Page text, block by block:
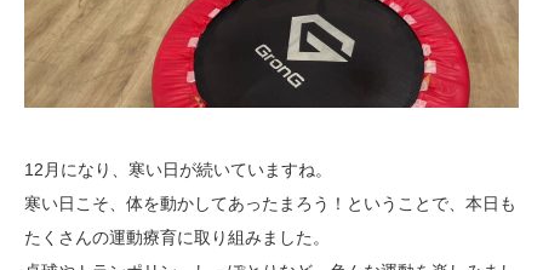
12月になり、寒い日が続いていますね。
寒い日こそ、体を動かしてあったまろう！ということで、本日も
たくさんの運動療育に取り組みました。